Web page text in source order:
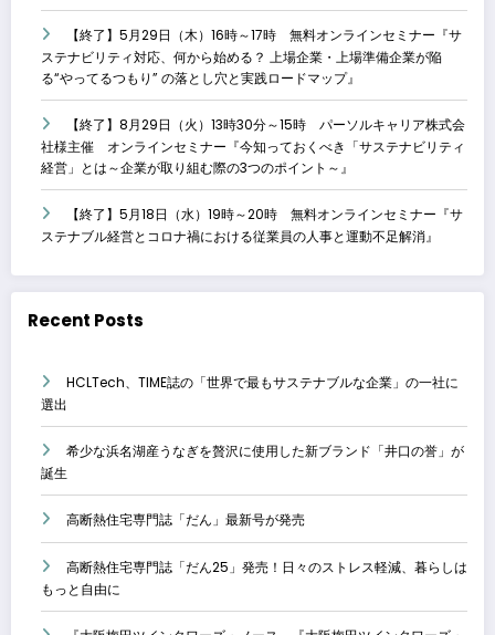
【終了】5月29日（木）16時～17時 無料オンラインセミナー『サ
ステナビリティ対応、何から始める？ 上場企業・上場準備企業が陥
る“やってるつもり” の落とし穴と実践ロードマップ』
【終了】8月29日（火）13時30分～15時 パーソルキャリア株式会
社様主催 オンラインセミナー『今知っておくべき「サステナビリティ
経営」とは～企業が取り組む際の3つのポイント～』
【終了】5月18日（水）19時～20時 無料オンラインセミナー『サ
ステナブル経営とコロナ禍における従業員の人事と運動不足解消』
Recent Posts
HCLTech、TIME誌の「世界で最もサステナブルな企業」の一社に
選出
希少な浜名湖産うなぎを贅沢に使用した新ブランド「井口の誉」が
誕生
高断熱住宅専門誌「だん」最新号が発売
高断熱住宅専門誌「だん25」発売！日々のストレス軽減、暮らしは
もっと自由に